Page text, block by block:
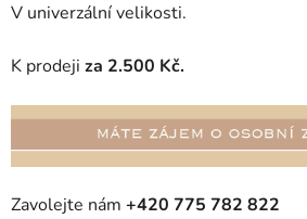
V univerzální velikosti.
K prodeji za 2.500 Kč.
Zavolejte nám +420 775 782 822